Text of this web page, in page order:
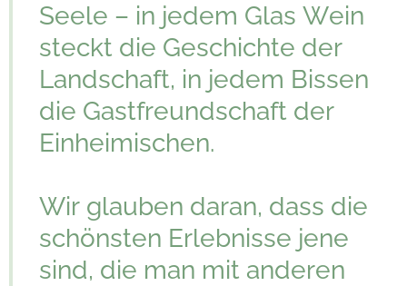
Seele – in jedem Glas Wein
steckt die Geschichte der
Landschaft, in jedem Bissen
die Gastfreundschaft der
Einheimischen.
Wir glauben daran, dass die
schönsten Erlebnisse jene
sind, die man mit anderen